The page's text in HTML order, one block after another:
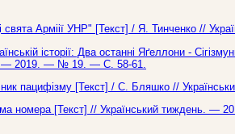
свята Арміії УНР" [Текст] / Я. Тинченко //
історії: Два останні Яґеллони -
— 2019. — № 19. — С. 58-61.
пацифізму [Текст] / С. Бляшко //
номера [Текст] // Український тиждень.